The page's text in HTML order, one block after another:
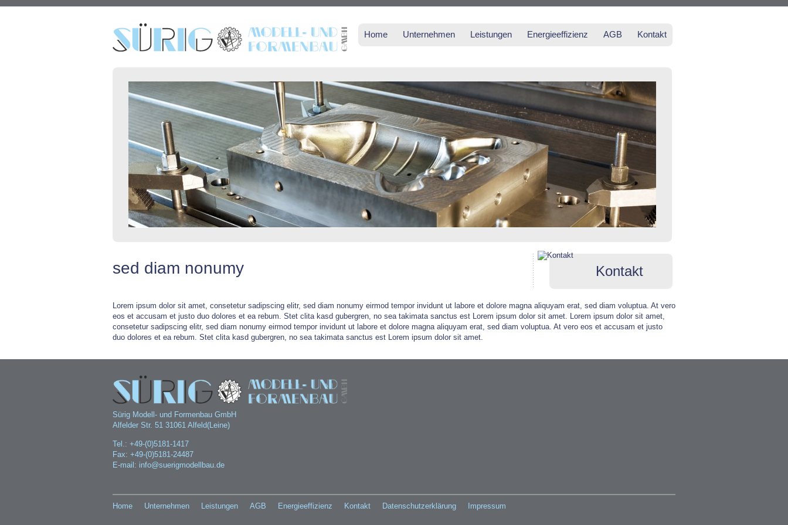
Home Unternehmen Leistungen Energieeffizienz AGB Kontakt
sed diam nonumy Kontakt
Lorem ipsum dolor sit amet, consetetur sadipscing elitr, sed diam nonumy eirmod tempor invidunt ut labore et dolore magna aliquyam erat, sed diam voluptua. At vero
eos et accusam et justo duo dolores et ea rebum. Stet clita kasd gubergren, no sea takimata sanctus est Lorem ipsum dolor sit amet. Lorem ipsum dolor sit amet,
consetetur sadipscing elitr, sed diam nonumy eirmod tempor invidunt ut labore et dolore magna aliquyam erat, sed diam voluptua. At vero eos et accusam et justo
duo dolores et ea rebum. Stet clita kasd gubergren, no sea takimata sanctus est Lorem ipsum dolor sit amet.
Sürig Modell- und Formenbau GmbH
Alfelder Str. 51 31061 Alfeld(Leine)
Tel.: +49-(0)5181-1417
Fax: +49-(0)5181-24487
E-mail: info@suerigmodellbau.de
Home Unternehmen Leistungen AGB Energieeffizienz Kontakt Datenschutzerklärung Impressum